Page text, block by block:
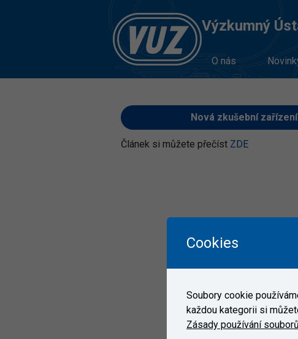
Výzkumný
O nás
Nová zkušební
Článek si můžete přečíst ZDE
Cookies
Soubory cookie
každou kategorii si
Zásady používání